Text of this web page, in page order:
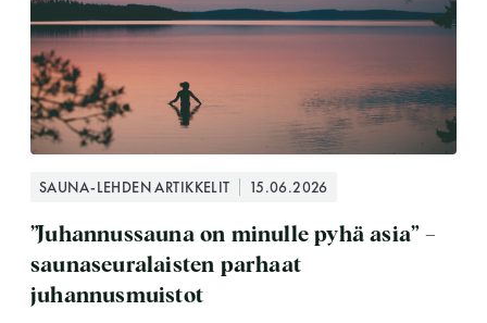
SAUNA-LEHDEN ARTIKKELIT 15.06.2026
”Juhannussauna on minulle pyhä asia” –
saunaseuralaisten parhaat
juhannusmuistot